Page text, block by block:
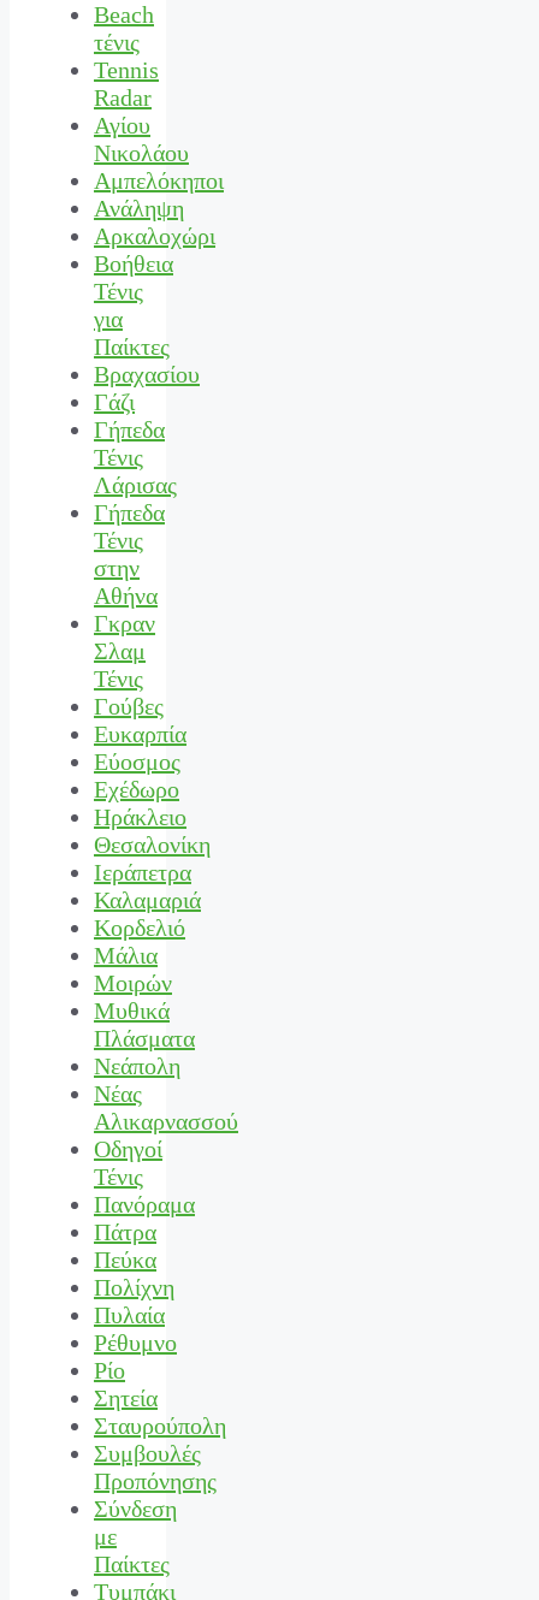
Beach
τένις
Tennis
Radar
Αγίου
Νικολάου
Αμπελόκηποι
Ανάληψη
Αρκαλοχώρι
Βοήθεια
Τένις
για
Παίκτες
Βραχασίου
Γάζι
Γήπεδα
Τένις
Λάρισας
Γήπεδα
Τένις
στην
Αθήνα
Γκραν
Σλαμ
Τένις
Γούβες
Ευκαρπία
Εύοσμος
Εχέδωρο
Ηράκλειο
Θεσαλονίκη
Ιεράπετρα
Καλαμαριά
Κορδελιό
Μάλια
Μοιρών
Μυθικά
Πλάσματα
Νεάπολη
Νέας
Αλικαρνασσού
Οδηγοί
Τένις
Πανόραμα
Πάτρα
Πεύκα
Πολίχνη
Πυλαία
Ρέθυμνο
Ρίο
Σητεία
Σταυρούπολη
Συμβουλές
Προπόνησης
Σύνδεση
με
Παίκτες
Τυμπάκι